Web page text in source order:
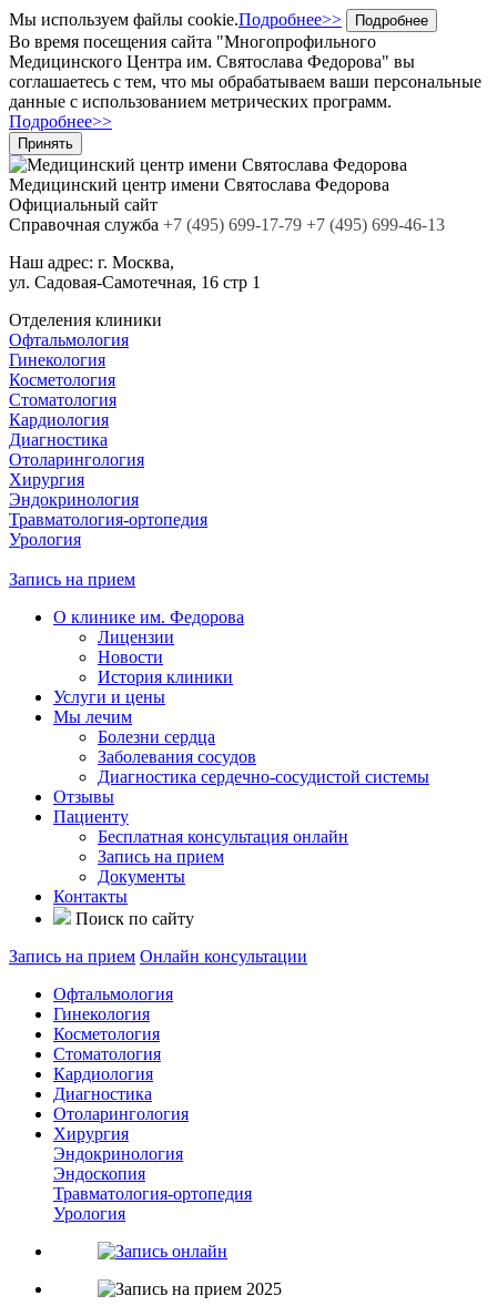
Мы используем файлы cookie.Подробнее>> Подробнее
Во время посещения сайта "Многопрофильного
Медицинского Центра им. Святослава Федорова" вы
соглашаетесь с тем, что мы обрабатываем ваши персональные
данные с использованием метрических программ.
Подробнее>>
Принять
Медицинский центр имени Святослава Федорова
Официальный сайт
Cправочная служба +7 (495) 699-17-79 +7 (495) 699-46-13
Наш адрес: г. Москва,
ул. Садовая-Самотечная, 16 стр 1
Отделения клиники
Офтальмология
Гинекология
Косметология
Стоматология
Кардиология
Диагностика
Отоларингология
Хирургия
Эндокринология
Травматология-ортопедия
Урология
Запись на прием
О клинике им. Федорова
Лицензии
Новости
История клиники
Услуги и цены
Мы лечим
Болезни сердца
Заболевания сосудов
Диагностика сердечно-сосудистой системы
Отзывы
Пациенту
Бесплатная консультация онлайн
Запись на прием
Документы
Контакты
Поиск по сайту
Запись на прием Онлайн консультации
Офтальмология
Гинекология
Косметология
Стоматология
Кардиология
Диагностика
Отоларингология
Хирургия
Эндокринология
Эндоскопия
Травматология-ортопедия
Урология